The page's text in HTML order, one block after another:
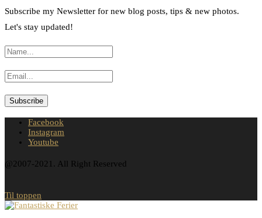
Subscribe my Newsletter for new blog posts, tips & new photos.
Let's stay updated!
Facebook
Instagram
Youtube
@2007-2021. All Right Reserved
Til toppen